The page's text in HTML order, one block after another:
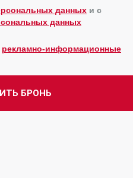
данных и c
данных
рекламно-информационные
БРОНЬ